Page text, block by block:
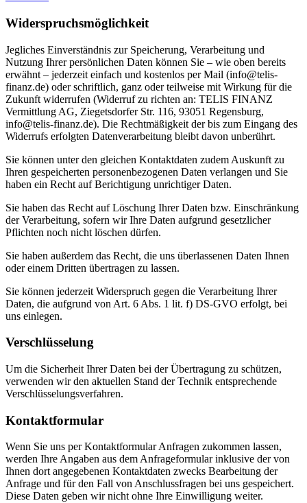
Widerspruchsmöglichkeit
Jegliches Einverständnis zur Speicherung, Verarbeitung und
Nutzung Ihrer persönlichen Daten können Sie – wie oben bereits
erwähnt – jederzeit einfach und kostenlos per Mail (info@telis-
finanz.de) oder schriftlich, ganz oder teilweise mit Wirkung für die
Zukunft widerrufen (Widerruf zu richten an: TELIS FINANZ
Vermittlung AG, Ziegetsdorfer Str. 116, 93051 Regensburg,
info@telis-finanz.de). Die Rechtmäßigkeit der bis zum Eingang des
Widerrufs erfolgten Datenverarbeitung bleibt davon unberührt.
Sie können unter den gleichen Kontaktdaten zudem Auskunft zu
Ihren gespeicherten personenbezogenen Daten verlangen und Sie
haben ein Recht auf Berichtigung unrichtiger Daten.
Sie haben das Recht auf Löschung Ihrer Daten bzw. Einschränkung
der Verarbeitung, sofern wir Ihre Daten aufgrund gesetzlicher
Pflichten noch nicht löschen dürfen.
Sie haben außerdem das Recht, die uns überlassenen Daten Ihnen
oder einem Dritten übertragen zu lassen.
Sie können jederzeit Widerspruch gegen die Verarbeitung Ihrer
Daten, die aufgrund von Art. 6 Abs. 1 lit. f) DS-GVO erfolgt, bei
uns einlegen.
Verschlüsselung
Um die Sicherheit Ihrer Daten bei der Übertragung zu schützen,
verwenden wir den aktuellen Stand der Technik entsprechende
Verschlüsselungsverfahren.
Kontaktformular
Wenn Sie uns per Kontaktformular Anfragen zukommen lassen,
werden Ihre Angaben aus dem Anfrageformular inklusive der von
Ihnen dort angegebenen Kontaktdaten zwecks Bearbeitung der
Anfrage und für den Fall von Anschlussfragen bei uns gespeichert.
Diese Daten geben wir nicht ohne Ihre Einwilligung weiter.